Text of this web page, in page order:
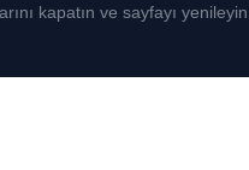
kapatın ve sayfayı